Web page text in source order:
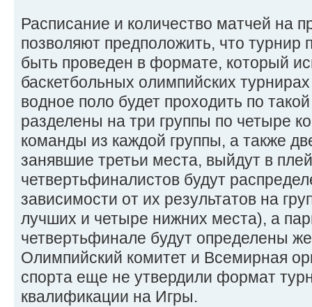
Расписание и количество матчей на
позволяют предположить, что турнир
быть проведен в формате, который
баскетбольных олимпийских
водное поло будет проходить по
разделены на три группы по четыре
команды из каждой группы, а также
занявшие третьи места, выйдут в
четвертьфиналистов будут
зависимости от их результатов на
лучших и четыре нижних места), а
четвертьфинале будут определены
Олимпийский комитет и Всемирная
спорта еще не утвердили формат
квалификации на Игры.